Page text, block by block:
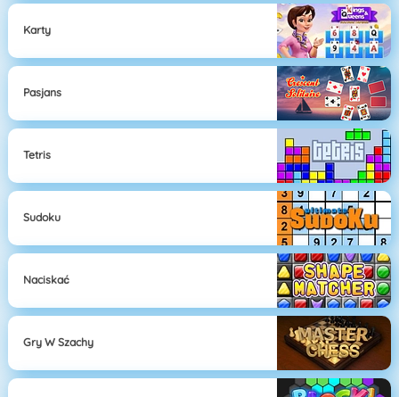
Karty
Pasjans
Tetris
Sudoku
Naciskać
Gry W Szachy